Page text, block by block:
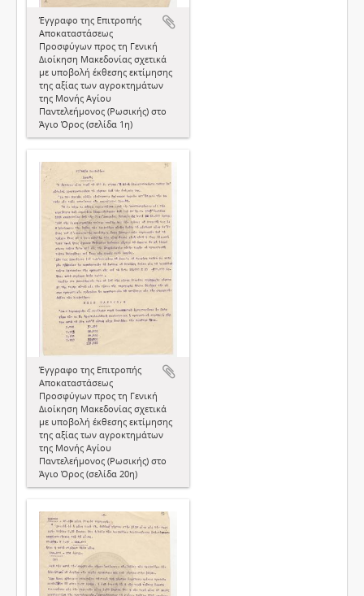
Έγγραφο της Επιτροπής
Αποκαταστάσεως
Προσφύγων προς τη Γενική
Διοίκηση Μακεδονίας σχετικά
με υποβολή έκθεσης εκτίμησης
της αξίας των αγροκτημάτων
της Μονής Αγίου
Παντελεήμονος (Ρωσικής) στο
Άγιο Όρος (σελίδα 1η)
Έγγραφο της Επιτροπής
Αποκαταστάσεως
Προσφύγων προς τη Γενική
Διοίκηση Μακεδονίας σχετικά
με υποβολή έκθεσης εκτίμησης
της αξίας των αγροκτημάτων
της Μονής Αγίου
Παντελεήμονος (Ρωσικής) στο
Άγιο Όρος (σελίδα 20η)